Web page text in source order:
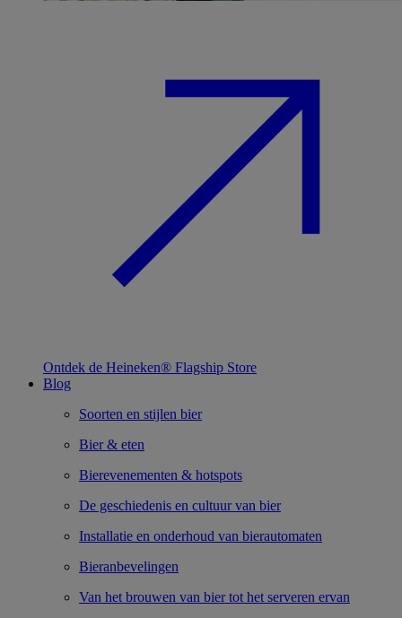
Ontdek de Heineken® Flagship Store
Blog
Soorten en stijlen bier
Bier & eten
Bierevenementen & hotspots
De geschiedenis en cultuur van bier
Installatie en onderhoud van bierautomaten
Bieranbevelingen
Van het brouwen van bier tot het serveren ervan